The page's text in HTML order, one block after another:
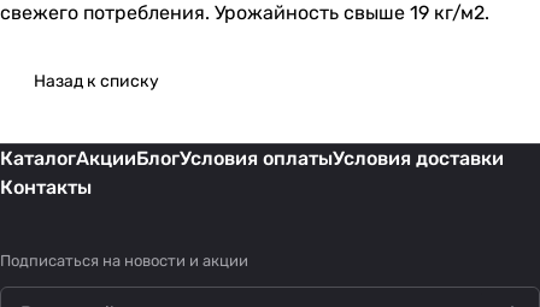
свежего потребления. Урожайность свыше 19 кг/м2.
Назад к списку
КаталогАкцииБлогУсловия оплатыУсловия доставки
Контакты
Подписаться на новости и акции